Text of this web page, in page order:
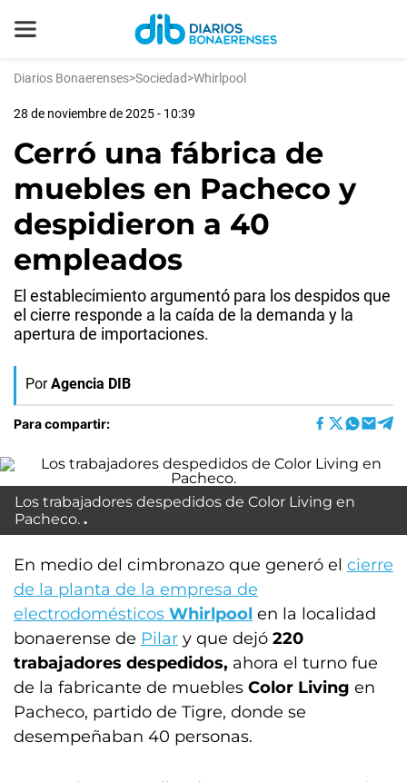
Diarios Bonaerenses>Sociedad>Whirlpool
28 de noviembre de 2025 - 10:39
Cerró una fábrica de
muebles en Pacheco y
despidieron a 40
empleados
El establecimiento argumentó para los despidos que
el cierre responde a la caída de la demanda y la
apertura de importaciones.
Por Agencia DIB
Para compartir:
Los trabajadores despedidos de Color Living en
Pacheco.
En medio del cimbronazo que generó el cierre
de la planta de la empresa de
electrodomésticos Whirlpool en la localidad
bonaerense de Pilar y que dejó 220
trabajadores despedidos, ahora el turno fue
de la fabricante de muebles Color Living en
Pacheco, partido de Tigre, donde se
desempeñaban 40 personas.